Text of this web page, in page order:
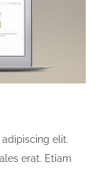
elit.
erat. Etiam